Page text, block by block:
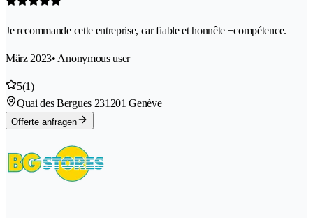
Je recommande cette entreprise, car fiable et honnête +compétence.
März 2023• Anonymous user
5(1)
Quai des Bergues 231201 Genève
Offerte anfragen